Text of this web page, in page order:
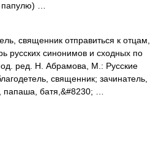
…
священник отправиться к отцам,
русских синонимов и сходных по
ред. Н. Абрамова, М.: Русские
священник; зачинатель,
папаша, батя,&#8230; …